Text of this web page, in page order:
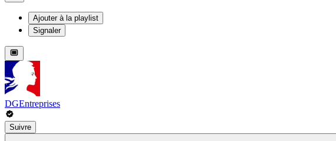
Ajouter à la playlist
Signaler
DGEntreprises
Suivre